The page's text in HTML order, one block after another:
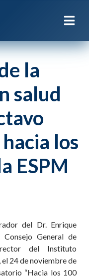
la
salud
los
ESPM
del Dr. Enrique
Consejo General de
del Instituto
24 de noviembre de
“Hacia los 100